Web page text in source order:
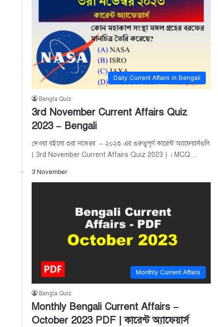
Daily Current Affairs in Bengali
Bangla Quiz
3rd November Current Affairs Quiz
2023 – Bengali
দেওয়া রইলো ৩রা নভেম্বর – ২০২৩ এর গুরুত্বপূর্ণ কারেন্ট অ্যাফেয়ার্সগুলি
( 3rd November Current Affairs Quiz 2023 ) । MCQ…
3 November
Monthly Current Affairs
Bangla Quiz
Monthly Bengali Current Affairs –
October 2023 PDF | কারেন্ট অ্যাফেয়ার্স